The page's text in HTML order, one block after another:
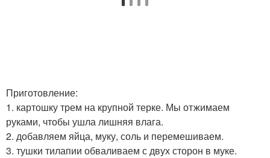
Приготовление:
1. картошку трем на крупной терке. Мы отжимаем
руками, чтобы ушла лишняя влага.
2. добавляем яйца, муку, соль и перемешиваем.
3. тушки тилапии обваливаем с двух сторон в муке.